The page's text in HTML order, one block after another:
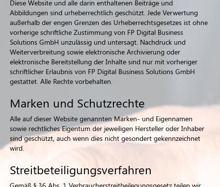
Diese Website und alle darin enthaltenen Beiträge und
Abbildungen sind urheberrechtlich geschützt. Jede Verwertung
außerhalb der engen Grenzen des Urheberrechtsgesetzes ist ohne
vorherige schriftliche Zustimmung von FP Digital Business
Solutions GmbH unzulässig und untersagt. Nachdruck und
Weiterverbreitung sowie elektronische Archivierung oder
elektronische Bereitstellung der Inhalte sind nur mit vorheriger
schriftlicher Erlaubnis von FP Digital Business Solutions GmbH
gestattet. Alle Rechte vorbehalten.
Marken und Schutzrechte
Alle auf dieser Website genannten Marken- und Eigennamen
sowie rechtliches Eigentum der jeweiligen Hersteller oder Inhaber
sind geschützt, auch wenn dies nicht gesondert gekennzeichnet
wird.
Streitbeteiligungsverfahren